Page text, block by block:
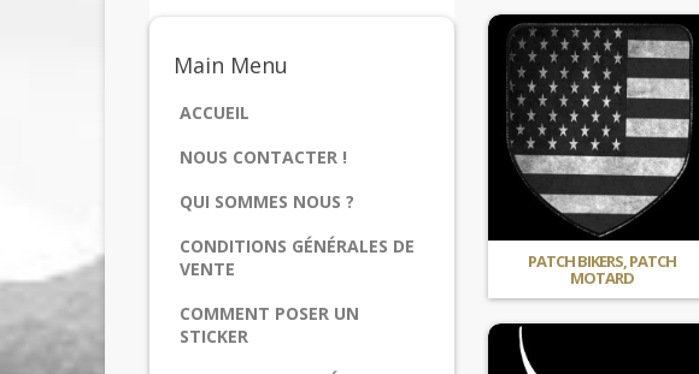
Main Menu
ACCUEIL
NOUS CONTACTER !
QUI SOMMES NOUS ?
CONDITIONS GÉNÉRALES DE
VENTE
COMMENT POSER UN
STICKER
PATCH BIKERS, PATCH
MOTARD